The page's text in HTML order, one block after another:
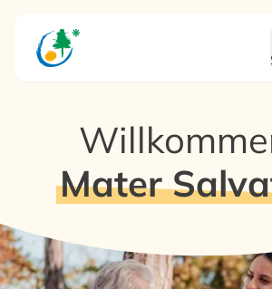
Zum Hauptinhalt
Zum Footer
Mater